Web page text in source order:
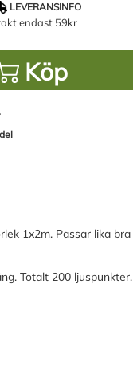
LEVERANSINFO
endast 59kr
Köp
1x2m. Passar lika bra
Totalt 200 ljuspunkter.